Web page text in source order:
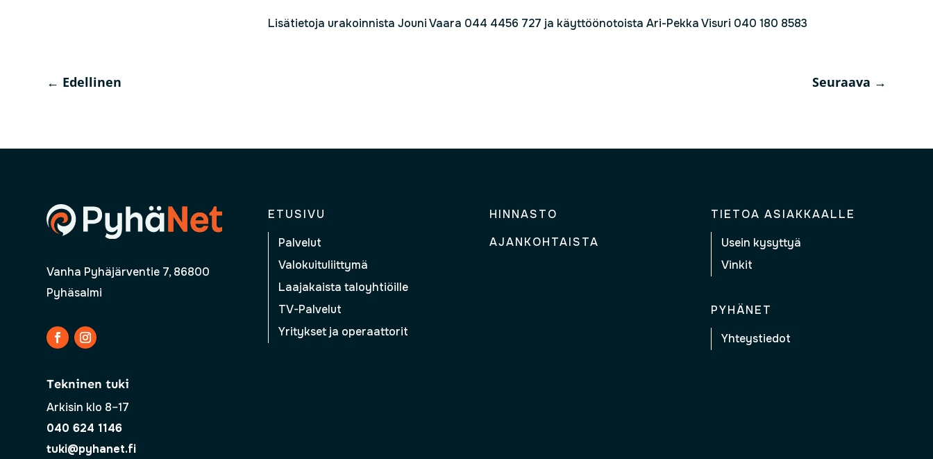
Lisätietoja urakoinnista Jouni Vaara 044 4456 727 ja käyttöönotoista Ari-Pekka Visuri 040 180 8583
← Edellinen Seuraava →
Vanha Pyhäjärventie 7, 86800
Pyhäsalmi
Tekninen tuki
Arkisin klo 8–17
040 624 1146
tuki@pyhanet.fi
ETUSIVU
Palvelut
Valokuituliittymä
Laajakaista taloyhtiöille
TV-Palvelut
Yritykset ja operaattorit
HINNASTO
AJANKOHTAISTA
TIETOA ASIAKKAALLE
Usein kysyttyä
Vinkit
PYHÄNET
Yhteystiedot